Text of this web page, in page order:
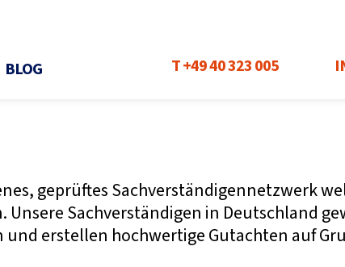
BLOG T +49 40 323 005
geprüftes Sachverständigennetzwerk
Sachverständigen in Deutschland
erstellen hochwertige Gutachten auf